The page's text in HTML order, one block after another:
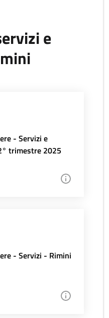
e
- Servizi e
trimestre 2025
- Servizi - Rimini